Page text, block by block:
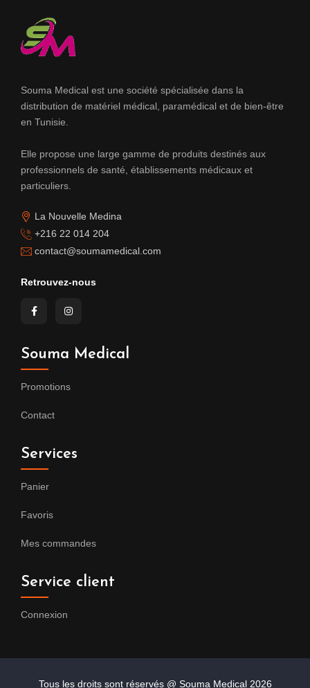
Souma Medical est une société spécialisée dans la
distribution de matériel médical, paramédical et de bien-être
en Tunisie.
Elle propose une large gamme de produits destinés aux
professionnels de santé, établissements médicaux et
particuliers.
La Nouvelle Medina
+216 22 014 204
contact@soumamedical.com
Retrouvez-nous
Souma Medical
Promotions
Contact
Services
Panier
Favoris
Mes commandes
Service client
Connexion
Tous les droits sont réservés @ Souma Medical 2026